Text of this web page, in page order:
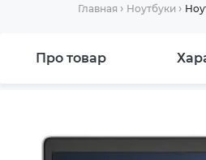
Главная Ноутбуки
Про товар